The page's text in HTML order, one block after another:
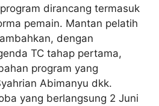
dirancang termasuk
pemain. Mantan pelatih
dengan
TC tahap pertama,
program yang
Abimanyu dkk.
yang berlangsung 2 Juni